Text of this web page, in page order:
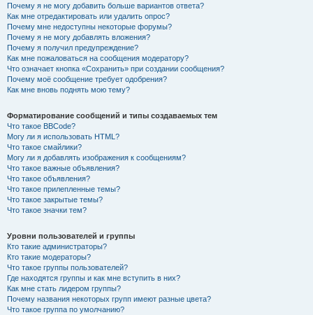
Почему я не могу добавить больше вариантов ответа?
Как мне отредактировать или удалить опрос?
Почему мне недоступны некоторые форумы?
Почему я не могу добавлять вложения?
Почему я получил предупреждение?
Как мне пожаловаться на сообщения модератору?
Что означает кнопка «Сохранить» при создании сообщения?
Почему моё сообщение требует одобрения?
Как мне вновь поднять мою тему?
Форматирование сообщений и типы создаваемых тем
Что такое BBCode?
Могу ли я использовать HTML?
Что такое смайлики?
Могу ли я добавлять изображения к сообщениям?
Что такое важные объявления?
Что такое объявления?
Что такое прилепленные темы?
Что такое закрытые темы?
Что такое значки тем?
Уровни пользователей и группы
Кто такие администраторы?
Кто такие модераторы?
Что такое группы пользователей?
Где находятся группы и как мне вступить в них?
Как мне стать лидером группы?
Почему названия некоторых групп имеют разные цвета?
Что такое группа по умолчанию?